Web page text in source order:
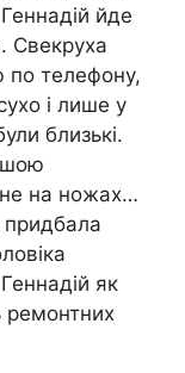
йде
Свекруха
по телефону,
і лише у
близькі.
не на ножах…
придбала
як
ремонтних